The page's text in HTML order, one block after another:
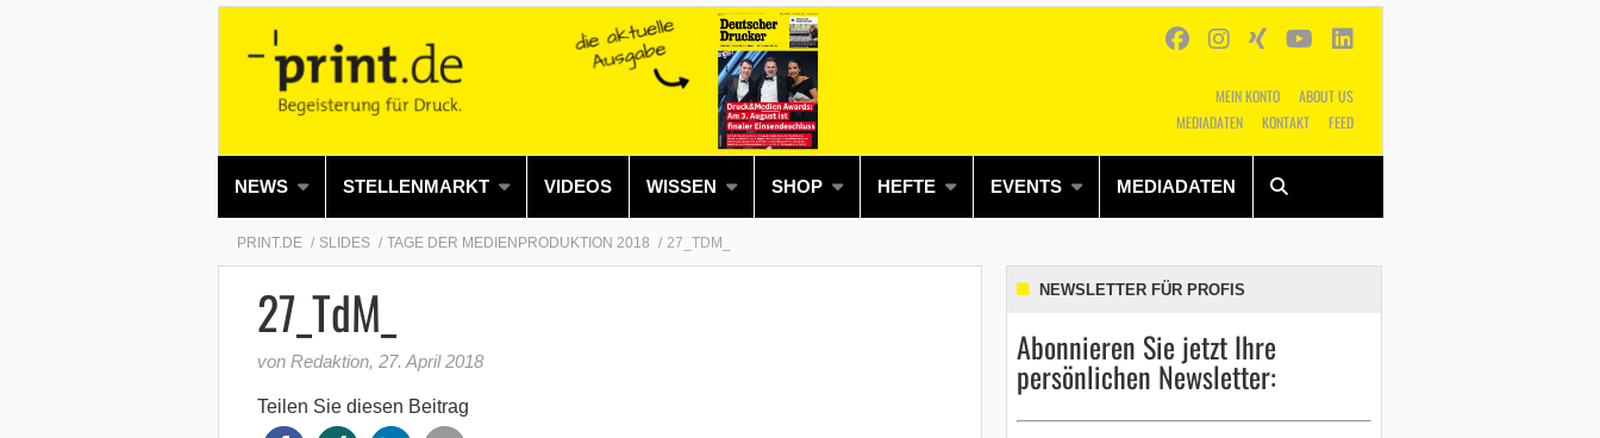
MEIN KONTO
ABOUT US
MEDIADATEN
KONTAKT FEED
NEWS STELLENMARKT VIDEOS WISSEN SHOP HEFTE EVENTS MEDIADATEN
Alles Shop SUCHEN
PRINT.DE SLIDES TAGE DER MEDIENPRODUKTION 2018 27_TDM_
27_TdM_
von Redaktion, 27. April 2018
Teilen Sie diesen Beitrag
NEWSLETTER FÜR PROFIS
Abonnieren Sie jetzt Ihre
persönlichen Newsletter: